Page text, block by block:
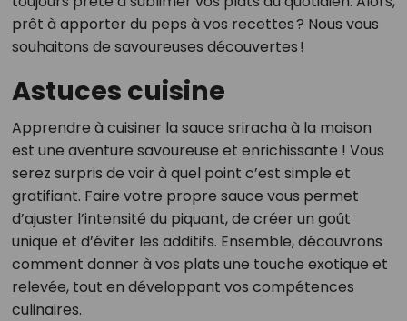
prêt à apporter du peps à vos recettes ? Nous vous
souhaitons de savoureuses découvertes !
Astuces cuisine
Apprendre à cuisiner la sauce sriracha à la maison
est une aventure savoureuse et enrichissante ! Vous
serez surpris de voir à quel point c’est simple et
gratifiant. Faire votre propre sauce vous permet
d’ajuster l’intensité du piquant, de créer un goût
unique et d’éviter les additifs. Ensemble, découvrons
comment donner à vos plats une touche exotique et
relevée, tout en développant vos compétences
culinaires.